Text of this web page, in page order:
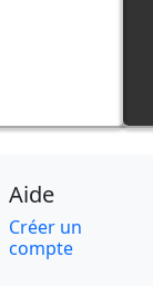
Aide
Créer un
compte